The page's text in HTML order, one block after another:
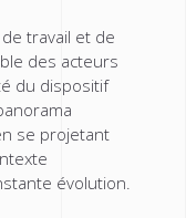
travail et de
des acteurs
du dispositif
se projetant
évolution.